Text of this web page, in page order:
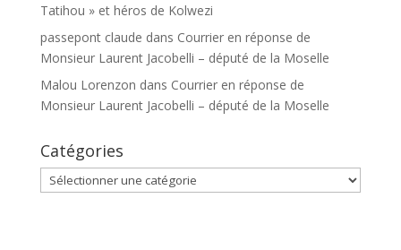
Tatihou » et héros de Kolwezi
passepont claude dans Courrier en réponse de
Monsieur Laurent Jacobelli – député de la Moselle
Malou Lorenzon dans Courrier en réponse de
Monsieur Laurent Jacobelli – député de la Moselle
Catégories
Catégories